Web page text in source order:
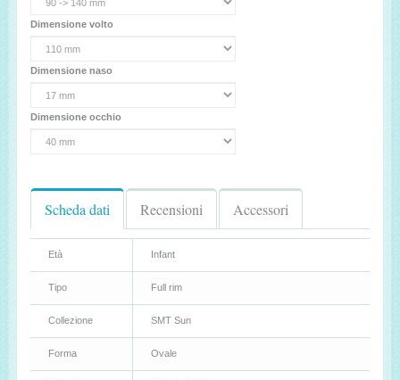
Dimensione volto
Dimensione naso
Dimensione occhio
Scheda dati Recensioni Accessori
Età Infant
Tipo Full rim
Collezione SMT Sun
Forma Ovale